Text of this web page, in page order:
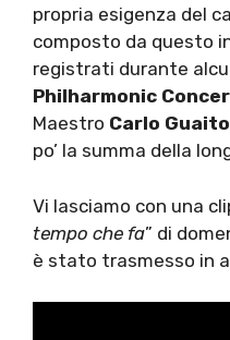
propria esigenza del
composto da questo
registrati durante
Philharmonic
Maestro Carlo
po’ la summa della
Vi lasciamo con una
tempo che fa” di
è stato trasmesso in